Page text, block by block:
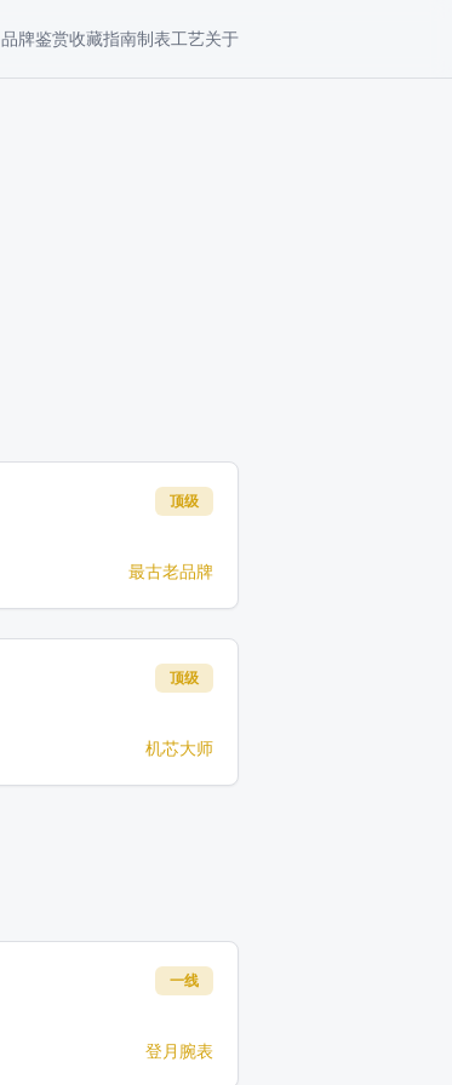
品牌鉴赏收藏指南制表工艺关于
顶级
最古老品牌
顶级
机芯大师
一线
登月腕表